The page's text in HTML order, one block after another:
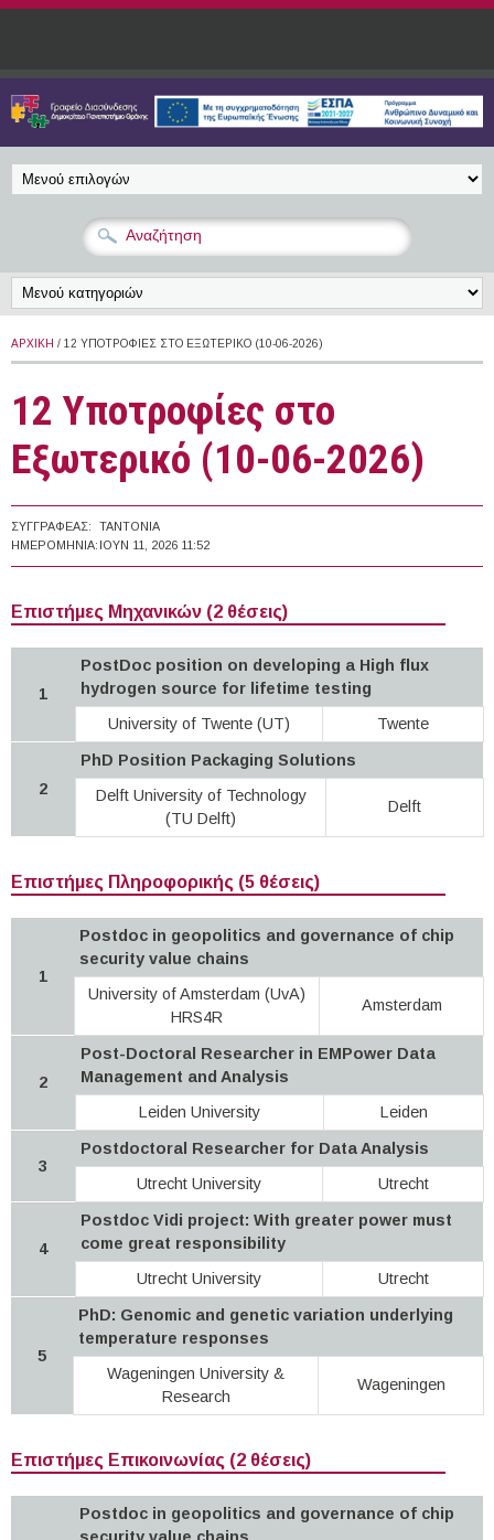
Παράκαμψη προς το κυρίως περιεχόμενο
ΑΡΧΙΚΉ / 12 ΥΠΟΤΡΟΦΊΕΣ ΣΤΟ ΕΞΩΤΕΡΙΚΌ (10-06-2026)
12 Υποτροφίες στο
Εξωτερικό (10-06-2026)
ΣΥΓΓΡΑΦΈΑΣ:
TANTONIA
ΗΜΕΡΟΜΗΝΊΑ: ΙΟΥΝ 11, 2026 11:52
Επιστήμες Μηχανικών (2 θέσεις)
1
PostDoc position on developing a High flux
hydrogen source for lifetime testing
University of Twente (UT)
Twente
2
PhD Position Packaging Solutions
Delft University of Technology
(TU Delft)
Delft
Επιστήμες Πληροφορικής (5 θέσεις)
1
Postdoc in geopolitics and governance of chip
security value chains
University of Amsterdam (UvA)
HRS4R
Amsterdam
2
Post-Doctoral Researcher in EMPower Data
Management and Analysis
Leiden University
Leiden
3
Postdoctoral Researcher for Data Analysis
Utrecht University
Utrecht
4
Postdoc Vidi project: With greater power must
come great responsibility
Utrecht University
Utrecht
5
PhD: Genomic and genetic variation underlying
temperature responses
Wageningen University &
Research
Wageningen
Επιστήμες Επικοινωνίας (2 θέσεις)
Postdoc in geopolitics and governance of chip
security value chains